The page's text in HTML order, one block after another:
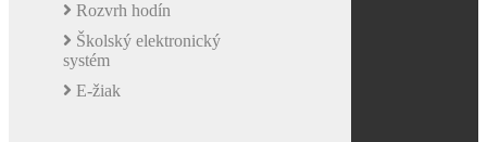
Rozvrh hodín
Školský elektronický
systém
E-žiak